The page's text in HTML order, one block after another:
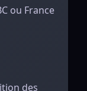
ou France
des